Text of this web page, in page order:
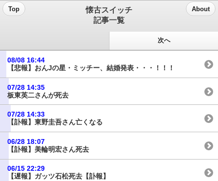
Top
懐古スイッチ
記事一覧
About
次へ
08/08 16:44
【悲報】おんJの星・ミッチー、結婚発表・・・！！！
07/28 14:35
板東英二さんが死去
07/28 14:33
【訃報】東野圭吾さん亡くなる
06/28 18:07
【訃報】美輪明宏さん死去
06/15 22:29
【遅報】ガッツ石松死去【訃報】